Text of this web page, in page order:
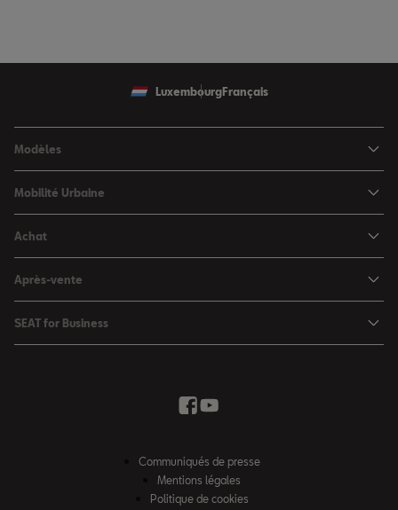
LuxembourgFrançais
Modèles
SEAT Arona
SEAT Leon
SEAT Leon Sportstourer
SEAT Ateca
Mobilité Urbaine
Voitures hybrides
Charger à domicile
Achat
Véhicules de stock
Conditions Summer
Après-vente
Services SEAT
Campagne Diesel EA189
Inspection & maintenance
SEAT for Business
Communiqués de presse
Mentions légales
Politique de cookies